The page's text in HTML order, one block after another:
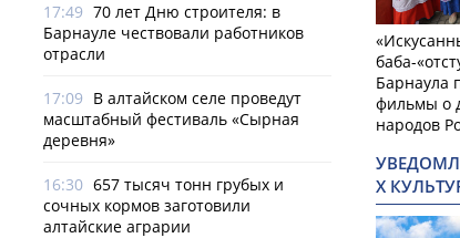
17:49 70 лет Дню строителя: в
Барнауле чествовали работников
отрасли
17:09 В алтайском селе проведут
масштабный фестиваль «Сырная
деревня»
16:30 657 тысяч тонн грубых и
сочных кормов заготовили
алтайские аграрии
баба-
Барнаула
фильмы о
народов
Х